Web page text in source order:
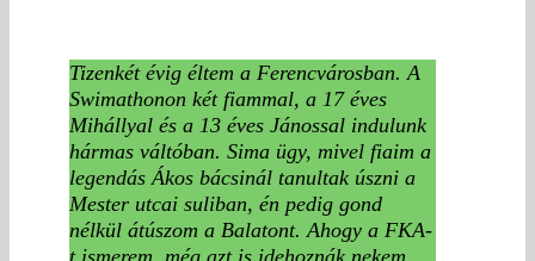
Tizenkét évig éltem a Ferencvárosban. A
Swimathonon két fiammal, a 17 éves
Mihállyal és a 13 éves Jánossal indulunk
hármas váltóban. Sima ügy, mivel fiaim a
legendás Ákos bácsinál tanultak úszni a
Mester utcai suliban, én pedig gond
nélkül átúszom a Balatont. Ahogy a FKA-
t ismerem, még azt is idehoznák nekem,